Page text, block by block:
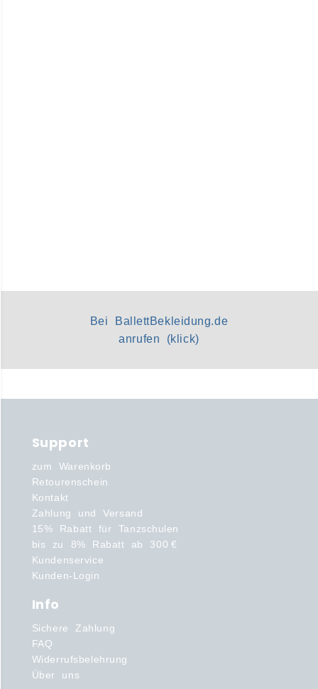
Bei BallettBekleidung.de
anrufen (klick)
Support
zum Warenkorb
Retourenschein
Kontakt
Zahlung und Versand
15% Rabatt für Tanzschulen
bis zu 8% Rabatt ab 300 €
Kundenservice
Kunden-Login
Info
Sichere Zahlung
FAQ
Widerrufsbelehrung
Über uns